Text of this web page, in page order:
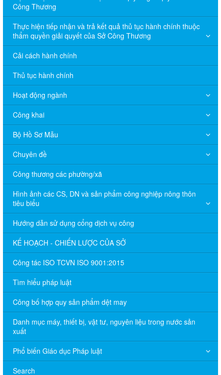
Công Thương
Thực hiện tiếp nhận và trả kết quả thủ tục hành chính thuộc
thẩm quyền giải quyết của Sở Công Thương
Cải cách hành chính
Thủ tục hành chính
Hoạt động ngành
Công khai
Bộ Hồ Sơ Mẫu
Chuyên đề
Công thương các phường/xã
Hình ảnh các CS, DN và sản phẩm công nghiệp nông thôn
tiêu biểu
Hướng dẫn sử dụng cổng dịch vụ công
KẾ HOẠCH - CHIẾN LƯỢC CỦA SỞ
Công tác ISO TCVN ISO 9001:2015
Tìm hiểu pháp luật
Công bố hợp quy sản phẩm dệt may
Danh mục máy, thiết bị, vật tư, nguyên liệu trong nước sản
xuất
Phổ biến Giáo dục Pháp luật
Search